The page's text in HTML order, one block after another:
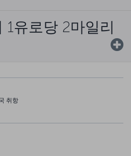
1유로당 2마일리
취항